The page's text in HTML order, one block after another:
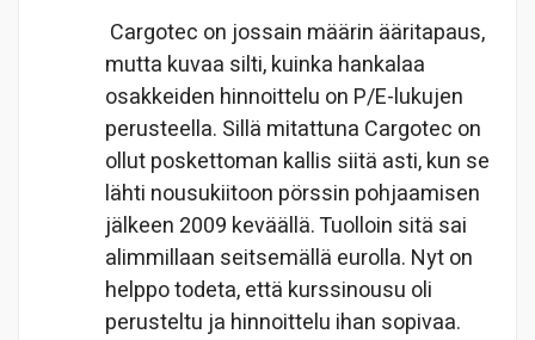
Cargotec on jossain määrin ääritapaus,
mutta kuvaa silti, kuinka hankalaa
osakkeiden hinnoittelu on P/E-lukujen
perusteella. Sillä mitattuna Cargotec on
ollut poskettoman kallis siitä asti, kun se
lähti nousukiitoon pörssin pohjaamisen
jälkeen 2009 keväällä. Tuolloin sitä sai
alimmillaan seitsemällä eurolla. Nyt on
helppo todeta, että kurssinousu oli
perusteltu ja hinnoittelu ihan sopivaa.